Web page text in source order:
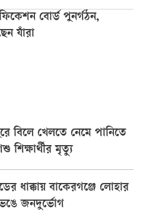
বোর্ড পুনর্গঠন,
যাঁরা
বিলে খেলতে নেমে পানিতে
শিক্ষার্থীর মৃত্যু
ধাক্কায় বাকেরগঞ্জে লোহার
জনদুর্ভোগ